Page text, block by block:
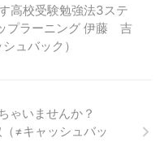
高校受験勉強法3ステ
プラーニング 伊藤 吉
ュバック）
ゃいませんか？
（≠キャッシュバッ